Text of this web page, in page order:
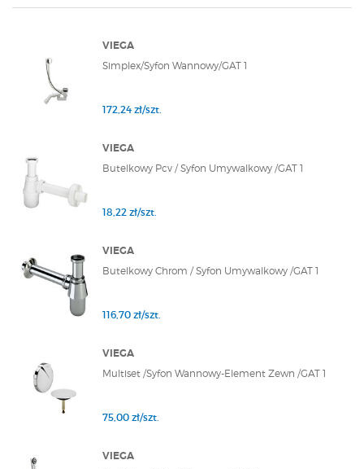
VIEGA
Simplex/Syfon Wannowy/GAT 1
172,24 zł/szt.
VIEGA
Butelkowy Pcv / Syfon Umywalkowy /GAT 1
18,22 zł/szt.
VIEGA
Butelkowy Chrom / Syfon Umywalkowy /GAT 1
116,70 zł/szt.
VIEGA
Multiset /Syfon Wannowy-Element Zewn /GAT 1
75,00 zł/szt.
VIEGA